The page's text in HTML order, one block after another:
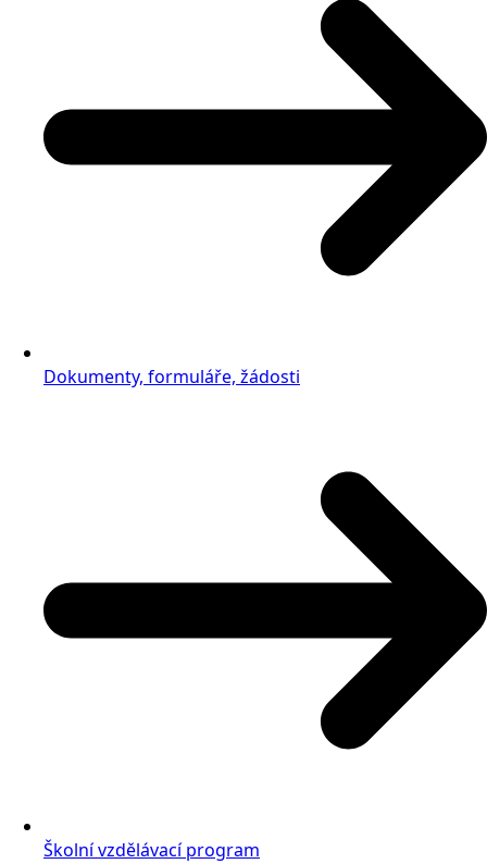
Dokumenty, formuláře, žádosti
Školní vzdělávací program